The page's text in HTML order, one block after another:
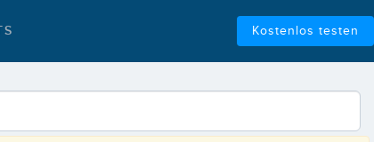
Kostenlos testen